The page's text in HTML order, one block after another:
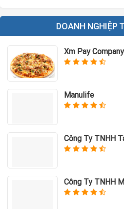
DOANH NGHIỆP
Xm Pay
Manulife
Công Ty TNHH
Công Ty TNHH